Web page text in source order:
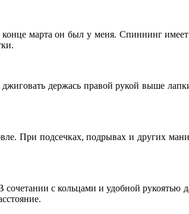
марта он был у меня. Спиннинг
держась правой рукой выше
При подсечках, подрывах и других
с кольцами и удобной рукоятью